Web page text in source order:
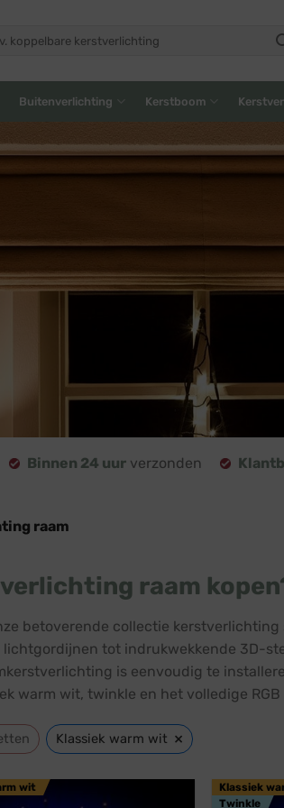
Buitenverlichting Kerstboom
Binnen 24 uur verzonden
raam
raam
betoverende collectie
lichtgordijnen tot indrukwekkende 3D-
is eenvoudig te
warm wit, twinkle en het volledige
Klassiek warm wit ×
wit
Klassiek
Twinkle